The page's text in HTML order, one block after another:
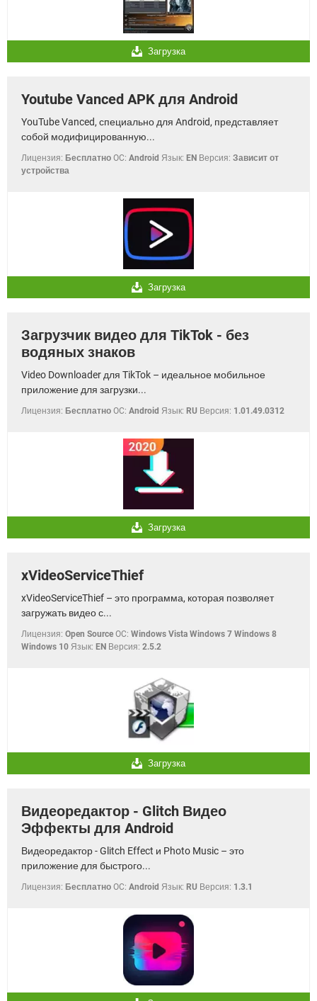
Загрузка
Youtube Vanced APK для Android
YouTube Vanced, специально для Android, представляет
собой модифицированную...
Лицензия: Бесплатно OC: Android Язык: EN Версия: Зависит от
устройства
Загрузка
Загрузчик видео для TikTok - без
водяных знаков
Video Downloader для TikTok – идеальное мобильное
приложение для загрузки...
Лицензия: Бесплатно OC: Android Язык: RU Версия: 1.01.49.0312
Загрузка
xVideoServiceThief
xVideoServiceThief – это программа, которая позволяет
загружать видео с...
Лицензия: Open Source OC: Windows Vista Windows 7 Windows 8
Windows 10 Язык: EN Версия: 2.5.2
Загрузка
Видеоредактор - Glitch Видео
Эффекты для Android
Видеоредактор - Glitch Effect и Photo Music – это
приложение для быстрого...
Лицензия: Бесплатно OC: Android Язык: RU Версия: 1.3.1